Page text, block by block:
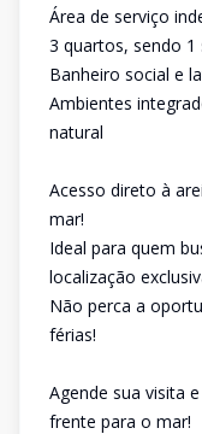
Área de serviço
3 quartos, sendo 1
Banheiro social e
Ambientes
natural
Acesso direto à
mar!
Ideal para quem
localização
Não perca a
férias!
Agende sua visita
frente para o mar!